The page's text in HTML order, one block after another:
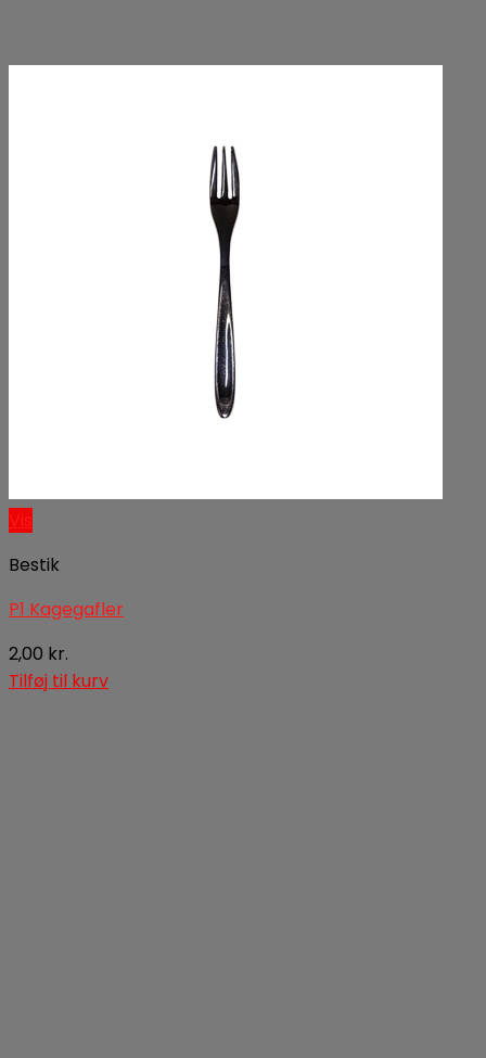
Bestik
P1 Kagegafler
2,00 kr.
Tilføj til kurv